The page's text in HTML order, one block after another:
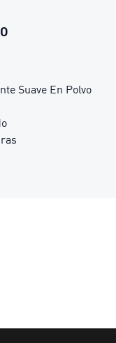
Suave En Polvo